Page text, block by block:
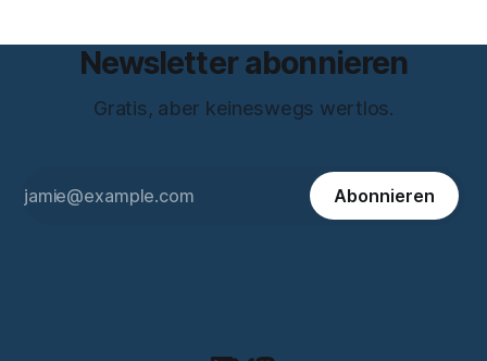
Newsletter abonnieren
Gratis, aber keineswegs wertlos.
Abonnieren